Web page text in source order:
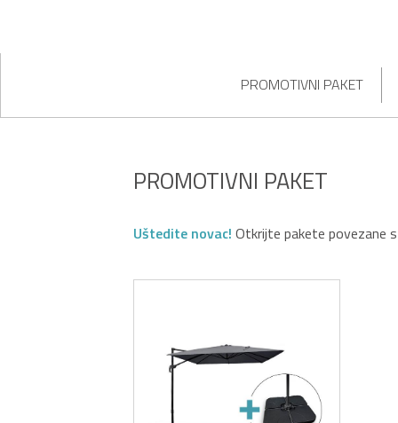
PROMOTIVNI PAKET
PROMOTIVNI PAKET
Uštedite novac! Otkrijte pakete povezane